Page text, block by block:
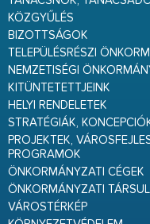
KÖZGYŰLÉS
BIZOTTSÁGOK
TELEPÜLÉSRÉSZI
NEMZETISÉGI
KITÜNTETETTJEINK
HELYI RENDELETEK
STRATÉGIÁK,
PROJEKTEK,
PROGRAMOK
ÖNKORMÁNYZATI CÉGEK
ÖNKORMÁNYZATI
VÁROSTÉRKÉP